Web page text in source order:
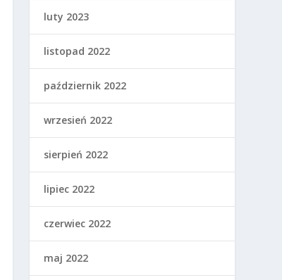
luty 2023
listopad 2022
październik 2022
wrzesień 2022
sierpień 2022
lipiec 2022
czerwiec 2022
maj 2022